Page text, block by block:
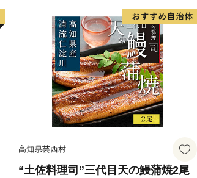
だし まろやか 天然 鮭 魚 海の幸 海
鮮 魚介 食品 食べ物 おかず お弁当
水産加工品 冷凍 グルメ お取り寄せ
和歌山県 湯浅町 送料無料_G7317
高知県芸西村
“土佐料理司”三代目天の鰻蒲焼2尾